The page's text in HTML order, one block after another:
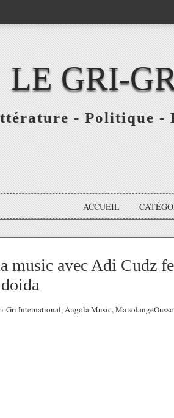
LE GRI-
- Politique -
ACCUEIL
music avec Adi Cudz
Gri International, Angola Music, Ma